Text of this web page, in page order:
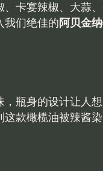
、卡宴辣椒、大蒜
我们绝佳的 阿贝金
，瓶身的设计让人
这款橄榄油被辣酱